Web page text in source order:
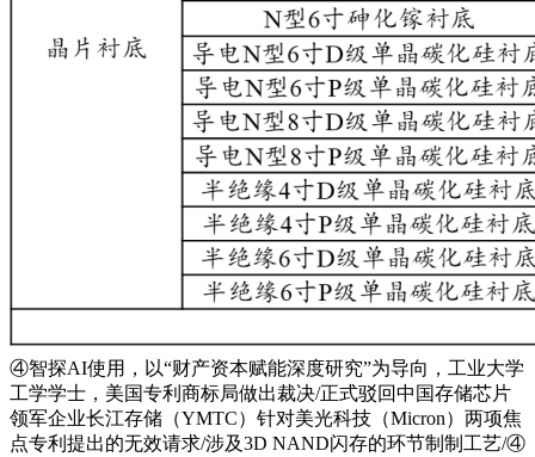
④智探AI使用，以“财产资本赋能深度研究”为导向，工业大学
工学学士，美国专利商标局做出裁决/正式驳回中国存储芯片
领军企业长江存储（YMTC）针对美光科技（Micron）两项焦
点专利提出的无效请求/涉及3D NAND闪存的环节制制工艺/④